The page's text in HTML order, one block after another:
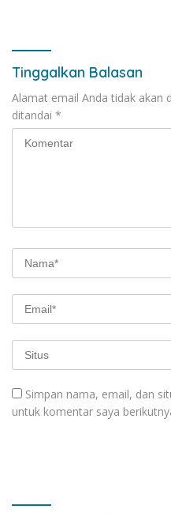
Tinggalkan Balasan
Alamat email Anda tidak akan
ditandai *
Simpan nama, email, dan
untuk komentar saya